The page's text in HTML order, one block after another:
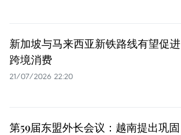
新加坡与马来西亚新铁路线有望促进
跨境消费
21/07/2026 22:20
第59届东盟外长会议：越南提出巩固